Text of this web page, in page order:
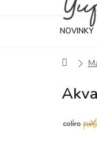
NOVINKY
Domů